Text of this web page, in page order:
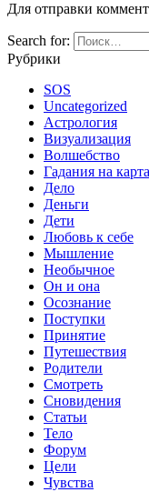
Для отправки
Search for:
Рубрики
SOS
Uncategorized
Астрология
Визуализация
Волшебство
Гадания на
Дело
Деньги
Дети
Любовь к себе
Мышление
Необычное
Он и она
Осознание
Поступки
Принятие
Путешествия
Родители
Смотреть
Сновидения
Статьи
Тело
Форум
Цели
Чувства